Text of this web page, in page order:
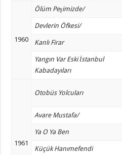
1960
Ölüm Peşimizde/
Devlerin Öfkesi/
Kanlı Firar
Yangın Var Eski İstanbul
Kabadayıları
1961
Otobüs Yolcuları
Avare Mustafa/
Ya O Ya Ben
Küçük Hanımefendi